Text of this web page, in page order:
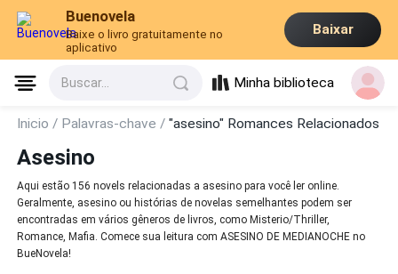
Buenovela
Baixe o livro gratuitamente no
aplicativo
Baixar
Buscar... Minha biblioteca
Inicio / Palavras-chave /"asesino" Romances Relacionados
Asesino
Aqui estão 156 novels relacionadas a asesino para você ler online.
Geralmente, asesino ou histórias de novelas semelhantes podem ser
encontradas em vários gêneros de livros, como Misterio/Thriller,
Romance, Mafia. Comece sua leitura com ASESINO DE MEDIANOCHE no
BueNovela!